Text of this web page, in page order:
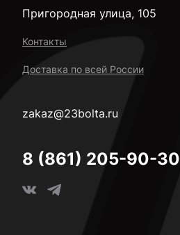
Пригородная улица, 105
Контакты
Доставка по всей России
zakaz@23bolta.ru
8 (861) 205-90-30